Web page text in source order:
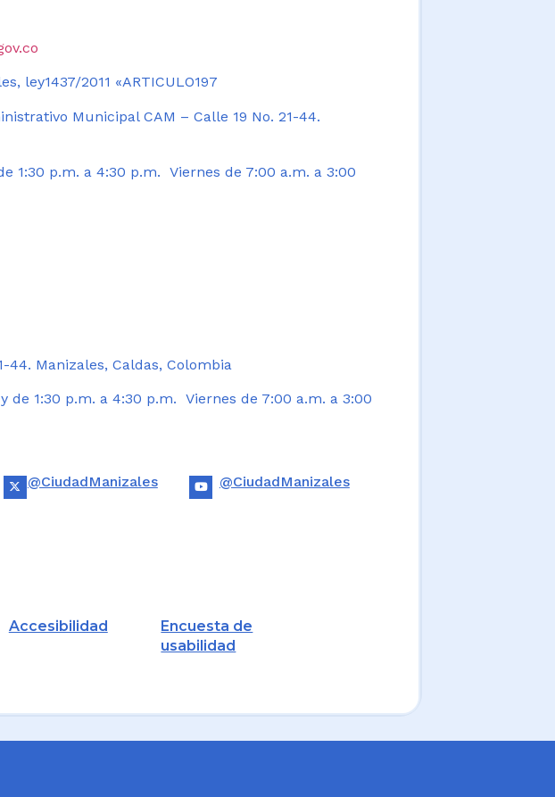
ley1437/2011 «ARTICULO197
Municipal CAM – Calle 19 No. 21-44.
1:30 p.m. a 4:30 p.m. Viernes de 7:00 a.m. a 3:00
44. Manizales, Caldas, Colombia
de 1:30 p.m. a 4:30 p.m. Viernes de 7:00 a.m. a 3:00
@CiudadManizales @CiudadManizales
Accesibilidad
Encuesta de
usabilidad